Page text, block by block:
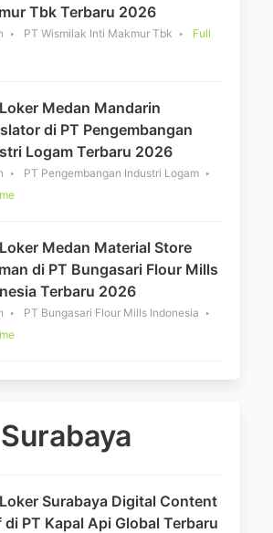
Tbk Terbaru 2026
PT Wismilak Inti Makmur Tbk
Full
Medan Mandarin
di PT Pengembangan
Logam Terbaru 2026
PT Pengembangan Industri Logam
Medan Material Store
di PT Bungasari Flour Mills
Terbaru 2026
PT Bungasari Flour Mills Indonesia
Surabaya Digital Content
di PT Kapal Api Global Terbaru